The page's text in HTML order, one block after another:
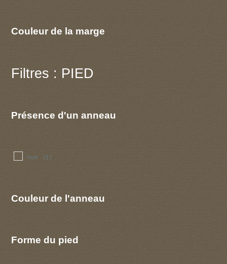
Couleur de la marge
Filtres : PIED
Présence d'un anneau
non (1)
Couleur de l'anneau
Forme du pied